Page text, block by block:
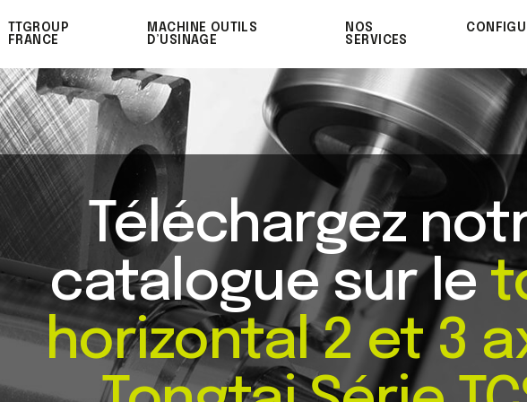
TTGROUP
FRANCE
MACHINE OUTILS
D’USINAGE
NOS
SERVICES
Téléchargez
catalogue sur le
horizontal 2 et 3